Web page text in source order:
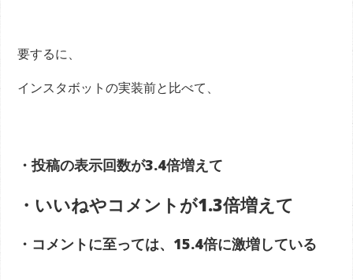
要するに、
インスタボットの実装前と比べて、
・投稿の表示回数が3.4倍増えて
・いいねやコメントが1.3倍増えて
・コメントに至っては、15.4倍に激増している